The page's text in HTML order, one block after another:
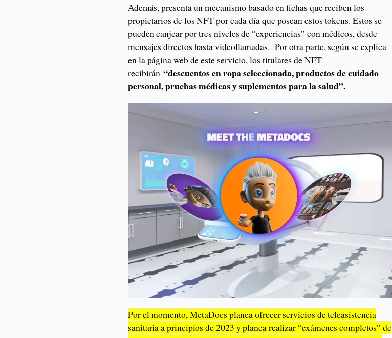
Además, presenta un mecanismo basado en fichas que reciben los
propietarios de los NFT por cada día que posean estos tokens. Estos se
pueden canjear por tres niveles de “experiencias” con médicos, desde
mensajes directos hasta videollamadas. Por otra parte, según se explica
en la página web de este servicio, los titulares de NFT
recibirán “descuentos en ropa seleccionada, productos de cuidado
personal, pruebas médicas y suplementos para la salud”.
Por el momento, MetaDocs planea ofrecer servicios de teleasistencia
sanitaria a principios de 2023 y planea realizar “exámenes completos” de